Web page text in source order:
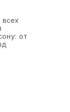
от